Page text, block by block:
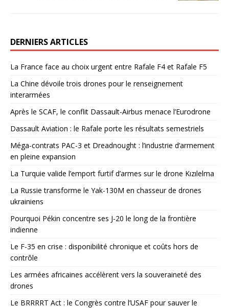
DERNIERS ARTICLES
La France face au choix urgent entre Rafale F4 et Rafale F5
La Chine dévoile trois drones pour le renseignement
interarmées
Après le SCAF, le conflit Dassault-Airbus menace l’Eurodrone
Dassault Aviation : le Rafale porte les résultats semestriels
Méga-contrats PAC-3 et Dreadnought : l’industrie d’armement
en pleine expansion
La Turquie valide l’emport furtif d’armes sur le drone Kızılelma
La Russie transforme le Yak-130M en chasseur de drones
ukrainiens
Pourquoi Pékin concentre ses J-20 le long de la frontière
indienne
Le F-35 en crise : disponibilité chronique et coûts hors de
contrôle
Les armées africaines accélèrent vers la souveraineté des
drones
Le BRRRRT Act : le Congrès contre l’USAF pour sauver le